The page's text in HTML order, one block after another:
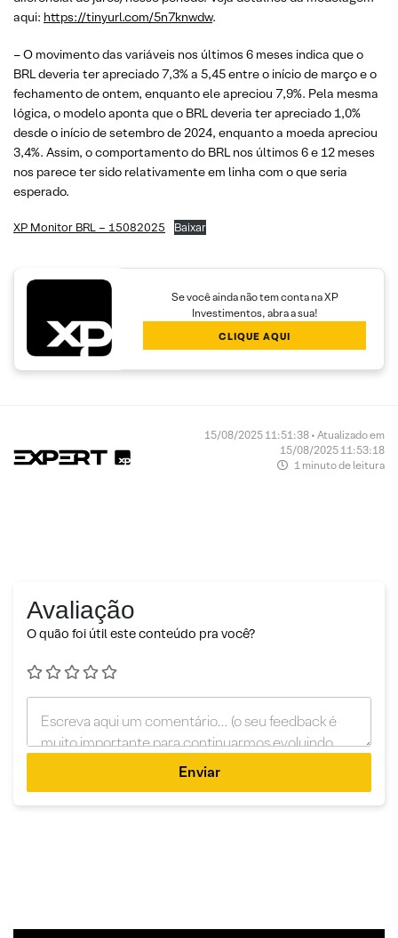
aqui: https://tinyurl.com/5n7knwdw.
– O movimento das variáveis nos últimos 6 meses indica que o
BRL deveria ter apreciado 7,3% a 5,45 entre o início de março e o
fechamento de ontem, enquanto ele apreciou 7,9%. Pela mesma
lógica, o modelo aponta que o BRL deveria ter apreciado 1,0%
desde o início de setembro de 2024, enquanto a moeda apreciou
3,4%. Assim, o comportamento do BRL nos últimos 6 e 12 meses
nos parece ter sido relativamente em linha com o que seria
esperado.
XP Monitor BRL – 15082025 Baixar
Se você ainda não tem conta na XP
Investimentos, abra a sua!
CLIQUE AQUI
15/08/2025 11:51:38 • Atualizado em
15/08/2025 11:53:18
1 minuto de leitura
Avaliação
O quão foi útil este conteúdo pra você?
Enviar